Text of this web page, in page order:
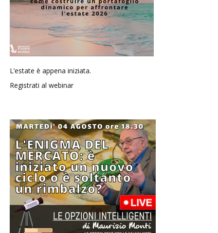
L’estate è appena iniziata.
Registrati al webinar